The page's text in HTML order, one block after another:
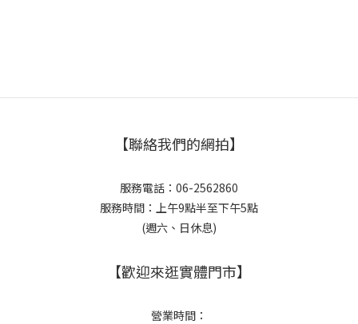
【聯絡我們的網拍】
服務電話：06-2562860
服務時間：上午9點半至下午5點
(週六、日休息)
【歡迎來逛實體門市】
營業時間：